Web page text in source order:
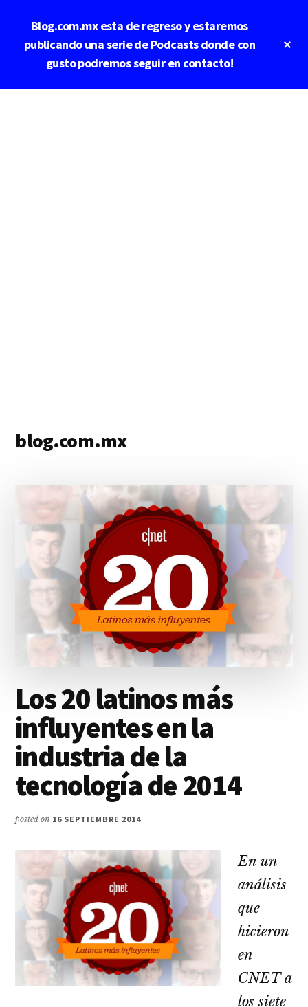
contenido
principal
Blog.com.mx esta de regreso y estaremos
publicando una serie de Podcasts donde con
gusto podremos seguir en contacto!
blog.com.mx
blogs
Los 20 latinos más
influyentes en la
industria de la
tecnología de 2014
posted on 16 SEPTIEMBRE 2014
En un
análisis
que
hicieron
en
CNET a
los siete